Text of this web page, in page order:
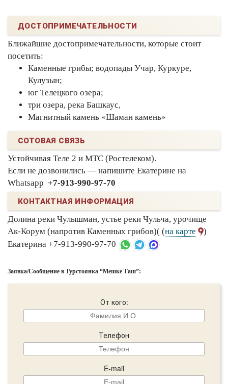
ДОСТОПРИМЕЧАТЕЛЬНОСТИ
Ближайшие достопримечательности, которые стоит
посетить:
Каменные грибы; водопады Учар, Куркуре,
Кулузын;
юг Телецкого озера;
три озера, река Башкаус,
Магнитный камень «Шаман камень»
СОТОВАЯ СВЯЗЬ
Устойчивая Теле 2 и МТС (Ростелеком).
Если не дозвонились — напишите Екатерине на
Whatsapp +7-913-990-97-70
КОНТАКТНАЯ ИНФОРМАЦИЯ
Долина реки Чулышман, устье реки Чульча, урочище
Ак-Корум (напротив Каменных грибов)( (на карте
)
Екатерина +7-913-990-97-70
Заявка/Сообщение в Турстоянка “Мешке Таш”:
От кого:
Телефон
E-mail